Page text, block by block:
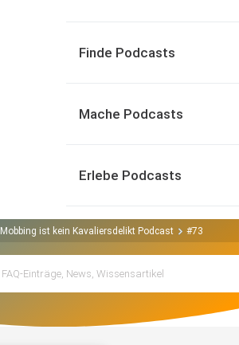
Finde Podcasts
Mache Podcasts
Erlebe Podcasts
Mobbing ist kein Kavaliersdelikt Podcast #73: